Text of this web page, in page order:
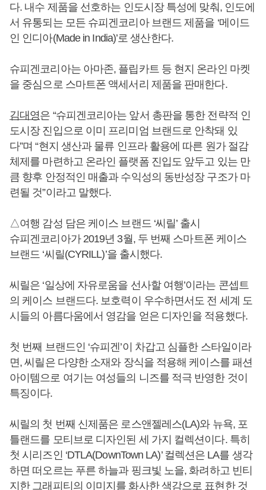
다. 내수 제품을 선호하는 인도시장 특성에 맞춰, 인도에
서 유통되는 모든 슈피겐코리아 브랜드 제품을 ‘메이드
인 인디아(Made in India)’로 생산한다.
슈피겐코리아는 아마존, 플립카트 등 현지 온라인 마켓
을 중심으로 스마트폰 액세서리 제품을 판매한다.
김대영은 “슈피겐코리아는 앞서 총판을 통한 전략적 인
도시장 진입으로 이미 프리미엄 브랜드로 안착돼 있
다”며 “현지 생산과 물류 인프라 활용에 따른 원가 절감
체제를 마련하고 온라인 플랫폼 진입도 앞두고 있는 만
큼 향후 안정적인 매출과 수익성의 동반성장 구조가 마
련될 것”이라고 말했다.
△여행 감성 담은 케이스 브랜드 ‘씨릴’ 출시
슈피겐코리아가 2019년 3월, 두 번째 스마트폰 케이스
브랜드 ‘씨릴(CYRILL)’을 출시했다.
씨릴은 ‘일상에 자유로움을 선사할 여행’이라는 콘셉트
의 케이스 브랜드다. 보호력이 우수하면서도 전 세계 도
시들의 아름다움에서 영감을 얻은 디자인을 적용했다.
첫 번째 브랜드인 ‘슈피겐’이 차갑고 심플한 스타일이라
면, 씨릴은 다양한 소재와 장식을 적용해 케이스를 패션
아이템으로 여기는 여성들의 니즈를 적극 반영한 것이
특징이다.
씨릴의 첫 번째 신제품은 로스앤젤레스(LA)와 뉴욕, 포
틀랜드를 모티브로 디자인된 세 가지 컬렉션이다. 특히
첫 시리즈인 ‘DTLA(DownTown LA)’ 컬렉션은 LA를 생각
하면 떠오르는 푸른 하늘과 핑크빛 노을, 화려하고 빈티
지한 그래피티의 이미지를 화사한 색감으로 표현한 것